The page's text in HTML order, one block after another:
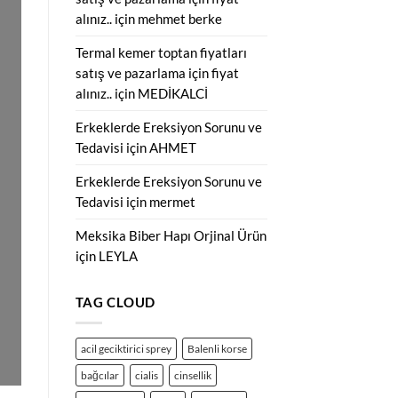
alınız..için mehmet berke
Termal kemer toptan fiyatları
satış ve pazarlama için fiyat
alınız..için MEDİKALCİ
Erkeklerde Ereksiyon Sorunu ve
Tedavisi içinAHMET
Erkeklerde Ereksiyon Sorunu ve
Tedavisi için mermet
Meksika Biber Hapı Orjinal Ürün
için LEYLA
TAG CLOUD
acil geciktirici sprey
Balenli korse
bağcılar
cialis
cinsellik